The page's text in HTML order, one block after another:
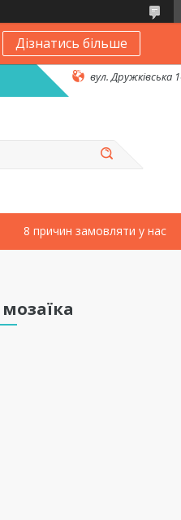
Дізнатись більше
вул. Дружківська
8 причин замовляти у нас